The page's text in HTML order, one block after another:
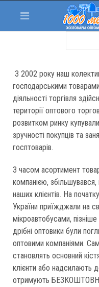
З 2002 року наш
господарськими
діяльності торгівля
території оптового
розвитком ринку
зручності покупців та
госптоварів.
З часом асортимент
компанією,
наших клієнтів. На
України приїжджали на
мікроавтобусами,
дрібні оптовики були
оптовими компаніями.
становлять основний
клієнти або надсилають
отримують